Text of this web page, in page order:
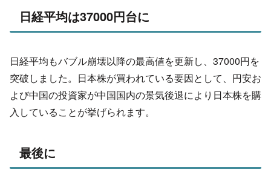
日経平均は37000円台に
日経平均もバブル崩壊以降の最高値を更新し、37000円を
突破しました。日本株が買われている要因として、円安お
よび中国の投資家が中国国内の景気後退により日本株を購
入していることが挙げられます。
最後に